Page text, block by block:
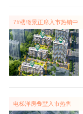
7#楼瞰景正席入市热销中
电梯洋房叠墅入市热售